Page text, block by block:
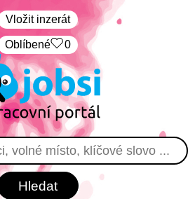
Vložit inzerát
Oblíbené 0